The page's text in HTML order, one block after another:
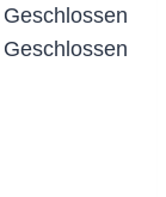
Geschlossen
Geschlossen